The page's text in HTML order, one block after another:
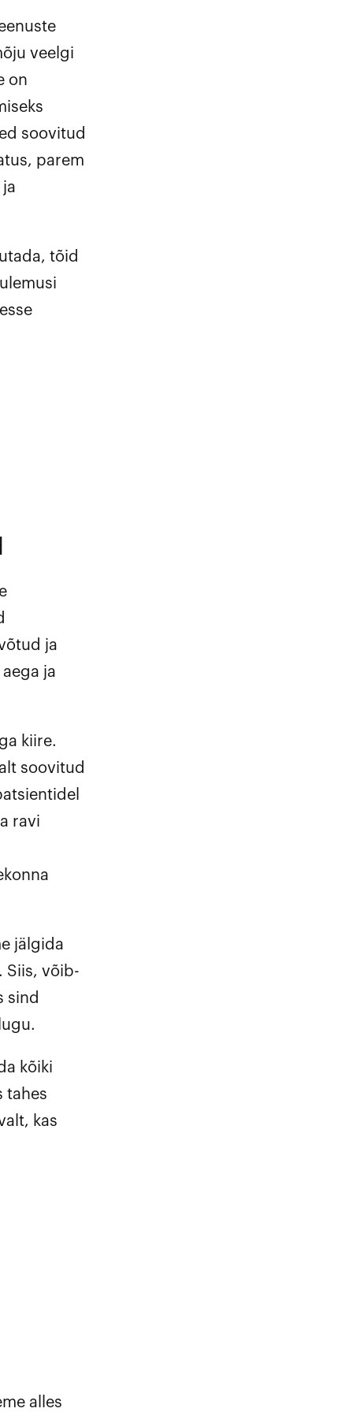
veelgi
on
soovitud
parem
tõid
ja
ja
kiire.
soovitud
ravi
jälgida
Siis, võib-
sind
kõiki
tahes
kas
alles